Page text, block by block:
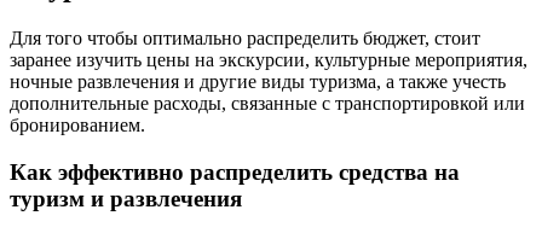
Для того чтобы оптимально распределить бюджет, стоит
заранее изучить цены на экскурсии, культурные мероприятия,
ночные развлечения и другие виды туризма, а также учесть
дополнительные расходы, связанные с транспортировкой или
бронированием.
Как эффективно распределить средства на
туризм и развлечения